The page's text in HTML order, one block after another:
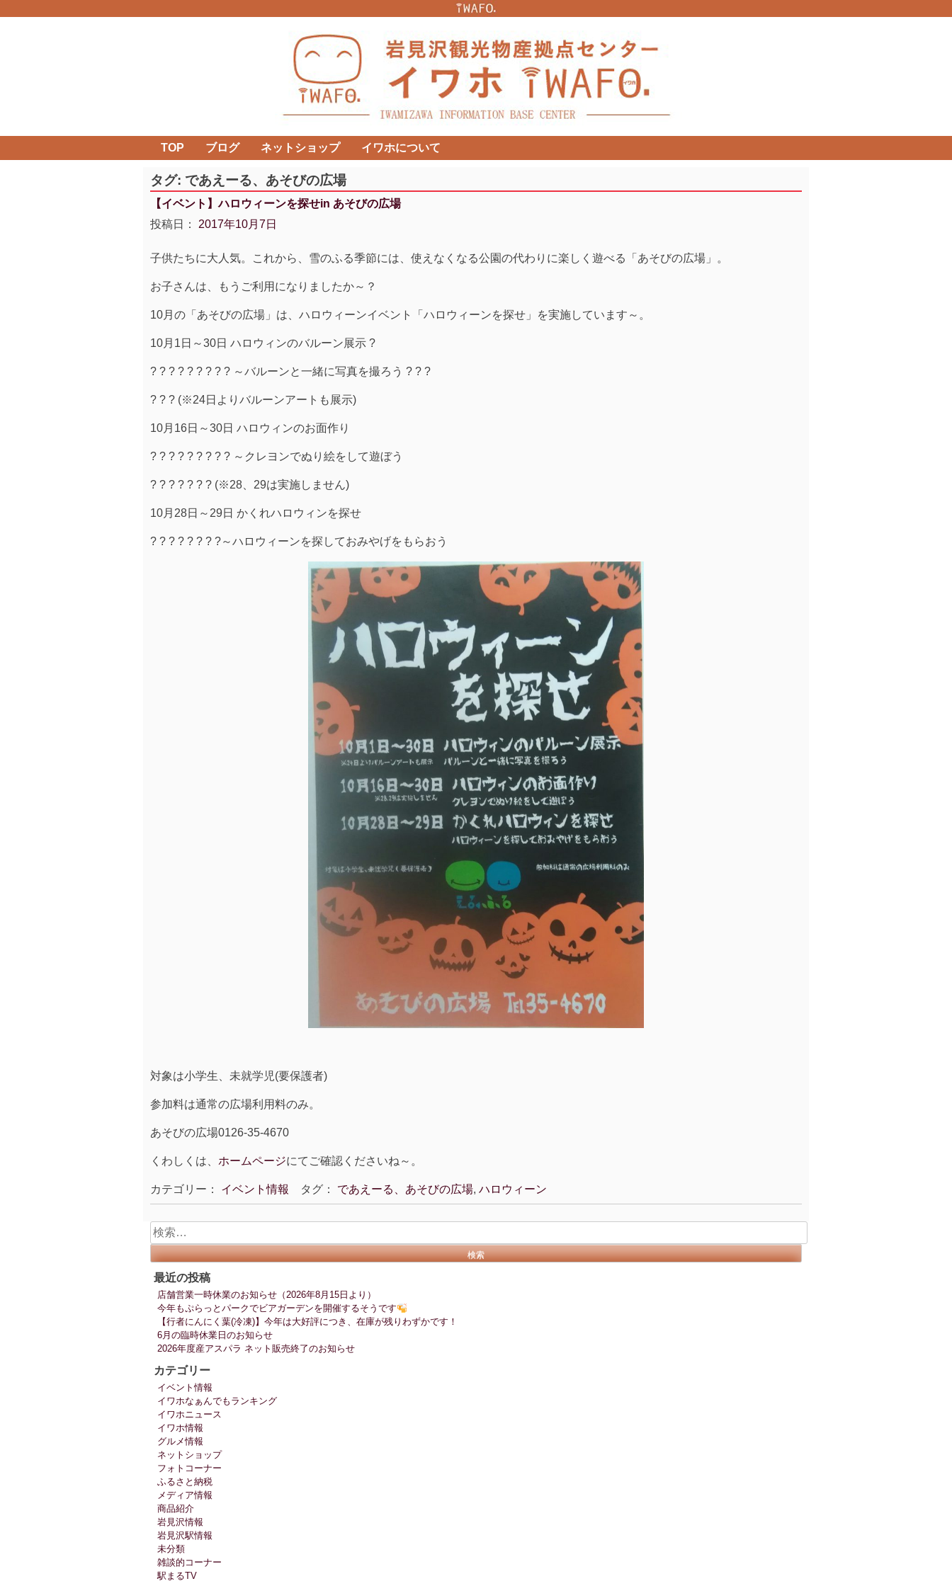
TOP ブログ ネットショップ イワホについて
タグ: であえーる、あそびの広場
【イベント】ハロウィーンを探せin あそびの広場
投稿日： 2017年10月7日
子供たちに大人気。これから、雪のふる季節には、使えなくなる公園の代わりに楽しく遊べる「あそびの広場」。
お子さんは、もうご利用になりましたか～？
10月の「あそびの広場」は、ハロウィーンイベント「ハロウィーンを探せ」を実施しています～。
10月1日～30日 ハロウィンのバルーン展示 ?
? ? ? ? ? ? ? ? ? ～バルーンと一緒に写真を撮ろう ? ? ?
? ? ? (※24日よりバルーンアートも展示)
10月16日～30日 ハロウィンのお面作り
? ? ? ? ? ? ? ? ? ～クレヨンでぬり絵をして遊ぼう
? ? ? ? ? ? ? (※28、29は実施しません)
10月28日～29日 かくれハロウィンを探せ
? ? ? ? ? ? ? ?～ハロウィーンを探しておみやげをもらおう
対象は小学生、未就学児(要保護者)
参加料は通常の広場利用料のみ。
あそびの広場0126-35-4670
くわしくは、 ホームページにてご確認くださいね～。
カテゴリー： イベント情報 タグ： であえーる、あそびの広場, ハロウィーン
検
索:
最近の投稿
店舗営業一時休業のお知らせ（2026年8月15日より）
今年もぷらっとパークでビアガーデンを開催するそうです
【行者にんにく葉(冷凍)】今年は大好評につき、在庫が残りわずかです！
6月の臨時休業日のお知らせ
2026年度産アスパラ ネット販売終了のお知らせ
カテゴリー
イベント情報
イワホなぁんでもランキング
イワホニュース
イワホ情報
グルメ情報
ネットショップ
フォトコーナー
ふるさと納税
メディア情報
商品紹介
岩見沢情報
岩見沢駅情報
未分類
雑談的コーナー
駅まるTV